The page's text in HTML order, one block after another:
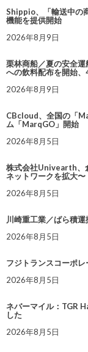
Shippio、「輸送中の
機能を提供開始
2026年8月9日
栗林商船／夏の安全
への飲料配布を開始
2026年8月9日
CBcloud、全国の「
ム「MarqGO」開始
2026年8月5日
株式会社Univearth、
ネットワークを拡大〜
2026年8月5日
川崎重工業／ばら積
2026年8月5日
フジトランスコーポ
2026年8月5日
ネバーマイル：TGR
した
2026年8月5日